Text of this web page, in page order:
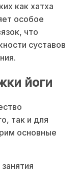
как хатха
особое
что
суставов
йоги
так и для
основные